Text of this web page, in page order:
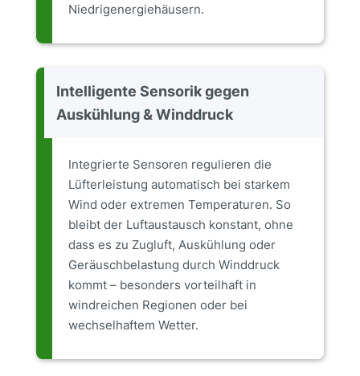
Niedrigenergiehäusern.
Intelligente Sensorik gegen
Auskühlung & Winddruck
Integrierte Sensoren regulieren die
Lüfterleistung automatisch bei starkem
Wind oder extremen Temperaturen. So
bleibt der Luftaustausch konstant, ohne
dass es zu Zugluft, Auskühlung oder
Geräuschbelastung durch Winddruck
kommt – besonders vorteilhaft in
windreichen Regionen oder bei
wechselhaftem Wetter.